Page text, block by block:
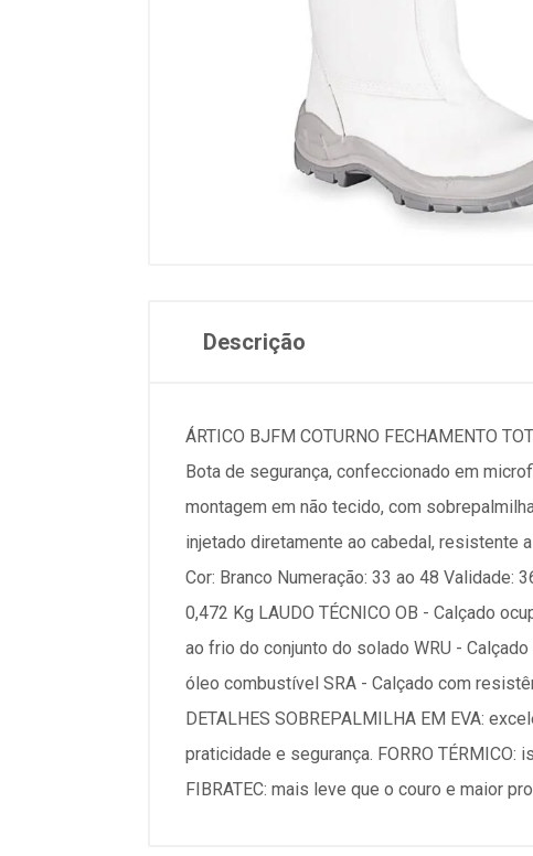
Descrição
ÁRTICO BJFM COTURNO FECHAMENTO
Bota de segurança, confeccionado em
montagem em não tecido, com
injetado diretamente ao cabedal, resistente
Cor: Branco Numeração: 33 ao 48 Validade:
0,472 Kg LAUDO TÉCNICO OB - Calçado
ao frio do conjunto do solado WRU -
óleo combustível SRA - Calçado com
DETALHES SOBREPALMILHA EM EVA:
praticidade e segurança. FORRO
FIBRATEC: mais leve que o couro e maior